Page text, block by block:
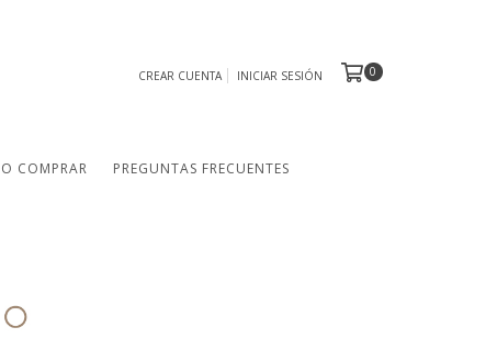
CREAR CUENTA INICIAR SESIÓN 0
COMPRAR PREGUNTAS FRECUENTES